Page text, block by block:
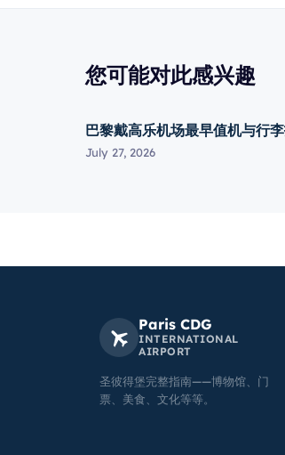
您可能对此感兴趣
巴黎戴高乐机场最早值机与行
July 27, 2026
Paris CDG
INTERNATIONAL
AIRPORT
圣彼得堡完整指南——博物馆、门
票、美食、文化等等。